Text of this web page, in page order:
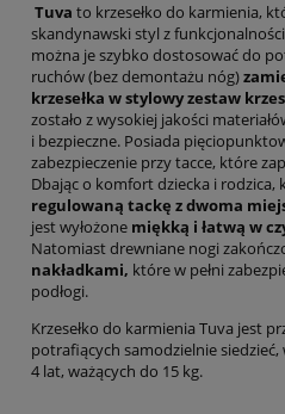
Tuva to krzesełko do karmienia,
skandynawski styl z
można je szybko dostosować do
ruchów (bez demontażu nóg)
krzesełka w stylowy zestaw
zostało z wysokiej jakości
i bezpieczne. Posiada
zabezpieczenie przy tacce, które
Dbając o komfort dziecka i rodzica,
regulowaną tackę z dwoma
jest wyłożone miękką i łatwą w
Natomiast drewniane nogi
nakładkami, które w pełni
podłogi.
Krzesełko do karmienia Tuva jest
potrafiących samodzielnie
4 lat, ważących do 15 kg.